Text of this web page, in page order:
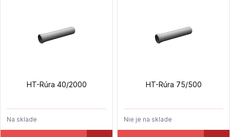
HT-Rúra 40/2000
Na sklade
HT-Rúra 75/500
Nie je na sklade